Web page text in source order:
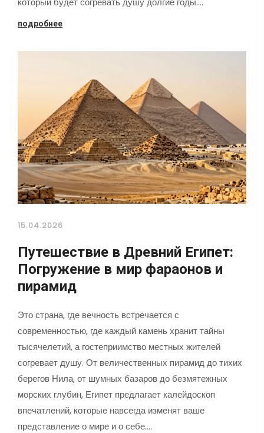
подробнее
15.04.2026
Путешествие в Древний Египет:
Погружение в мир фараонов и
пирамид
Это страна, где вечность встречается с
современностью, где каждый камень хранит тайны
тысячелетий, а гостеприимство местных жителей
согревает душу. От величественных пирамид до тихих
берегов Нила, от шумных базаров до безмятежных
морских глубин, Египет предлагает калейдоскоп
впечатлений, которые навсегда изменят ваше
представление о мире и о себе.…